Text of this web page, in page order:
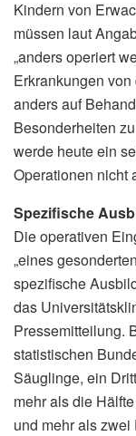
Kindern von
müssen laut
„anders operiert
Erkrankungen
anders auf
Besonderheiten
werde heute ein
Operationen nicht
Spezifische
Die operativen
„eines
spezifische
das
Pressemitteilung.
statistischen
Säuglinge, ein
mehr als die
und mehr als